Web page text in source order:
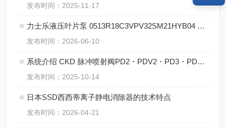
发布时间：2025-11-17
力士乐液压叶片泵 0513R18C3VPV32SM21HYB04 P1的优势
发布时间：2026-06-10
系统介绍 CKD 脉冲喷射阀PD2・PDV2・PD3・PDV3 系列
发布时间：2025-10-14
日本SSD西西蒂离子静电消除器的技术特点
发布时间：2026-04-21